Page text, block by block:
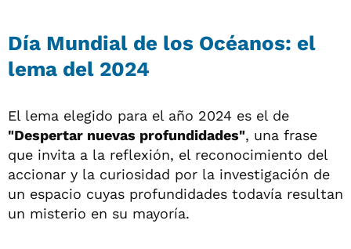
Día Mundial de los Océanos: el
lema del 2024
El lema elegido para el año 2024 es el de
"Despertar nuevas profundidades", una frase
que invita a la reflexión, el reconocimiento del
accionar y la curiosidad por la investigación de
un espacio cuyas profundidades todavía resultan
un misterio en su mayoría.